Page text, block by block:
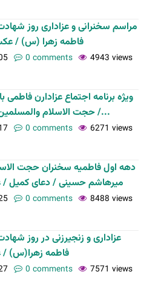
مراسم سخنرانی و عزاداری روز
فاطمه زهرا (س) /
0 comments 4943 views
ویژه برنامه اجتماع عزادارن فاطمی
حجت الاسلام والمسلمین مسعودعالی /...
0 comments 6271 views
دهه اول فاطمیه سخنران حجت
میرهاشم حسینی / دعای
0 comments 8488 views
عزاداری و زنجیرزنی در روز
فاطمه زهرا(س)
0 comments 7571 views